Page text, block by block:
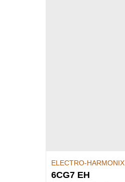
ELECTRO-HARMONIX
6CG7 EH